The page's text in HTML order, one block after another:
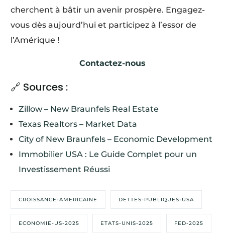
cherchent à bâtir un avenir prospère. Engagez-
vous dès aujourd’hui et participez à l’essor de
l’Amérique !
Contactez-nous
🔗 Sources :
Zillow – New Braunfels Real Estate
Texas Realtors – Market Data
City of New Braunfels – Economic Development
Immobilier USA : Le Guide Complet pour un
Investissement Réussi
CROISSANCE-AMERICAINE DETTES-PUBLIQUES-USA
ECONOMIE-US-2025 ETATS-UNIS-2025 FED-2025